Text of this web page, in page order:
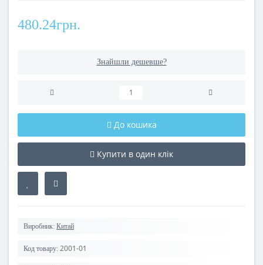
480.24грн.
Знайшли дешевше?
До кошика
Купити в один клік
Виробник: Китай
Код товару: 2001-01